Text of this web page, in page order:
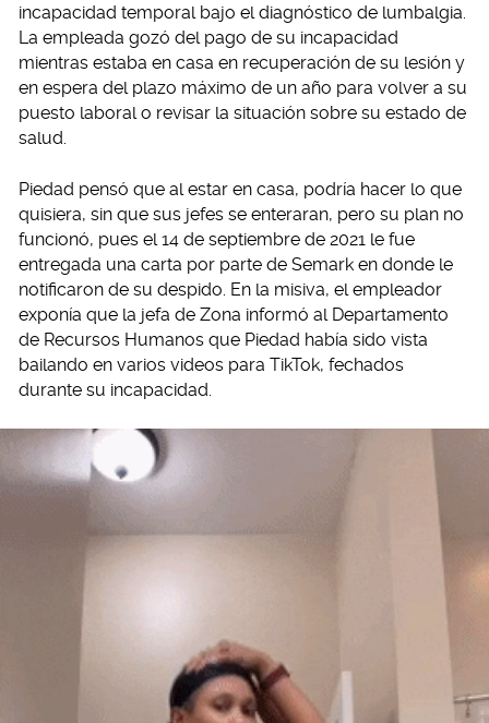
incapacidad temporal bajo el diagnóstico de lumbalgia.
La empleada gozó del pago de su incapacidad
mientras estaba en casa en recuperación de su lesión y
en espera del plazo máximo de un año para volver a su
puesto laboral o revisar la situación sobre su estado de
salud.
Piedad pensó que al estar en casa, podría hacer lo que
quisiera, sin que sus jefes se enteraran, pero su plan no
funcionó, pues el 14 de septiembre de 2021 le fue
entregada una carta por parte de Semark en donde le
notificaron de su despido. En la misiva, el empleador
exponía que la jefa de Zona informó al Departamento
de Recursos Humanos que Piedad había sido vista
bailando en varios videos para TikTok, fechados
durante su incapacidad.